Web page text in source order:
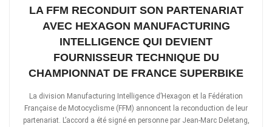
LA FFM RECONDUIT SON PARTENARIAT
AVEC HEXAGON MANUFACTURING
INTELLIGENCE QUI DEVIENT
FOURNISSEUR TECHNIQUE DU
CHAMPIONNAT DE FRANCE SUPERBIKE
La division Manufacturing Intelligence d’Hexagon et la Fédération
Française de Motocyclisme (FFM) annoncent la reconduction de leur
partenariat. L’accord a été signé en personne par Jean-Marc Deletang,